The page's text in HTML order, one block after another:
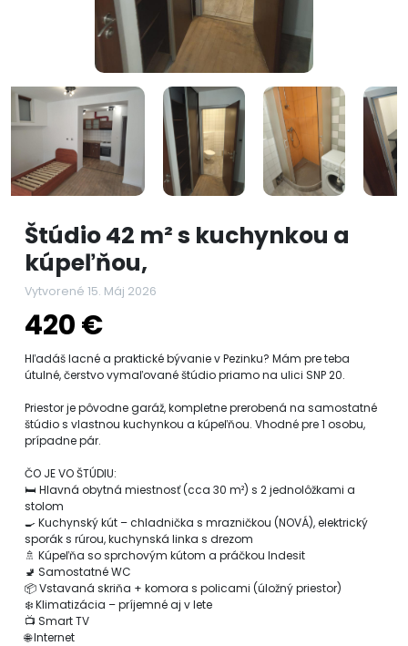
Štúdio 42 m² s kuchynkou a
kúpeľňou,
Vytvorené 15. Máj 2026
420 €
Hľadáš lacné a praktické bývanie v Pezinku? Mám pre teba
útulné, čerstvo vymaľované štúdio priamo na ulici SNP 20.
Priestor je pôvodne garáž, kompletne prerobená na samostatné
štúdio s vlastnou kuchynkou a kúpeľňou. Vhodné pre 1 osobu,
prípadne pár.
ČO JE VO ŠTÚDIU:
🛏 Hlavná obytná miestnosť (cca 30 m²) s 2 jednolôžkami a
stolom
🍳 Kuchynský kút – chladnička s mrazničkou (NOVÁ), elektrický
sporák s rúrou, kuchynská linka s drezom
🚿 Kúpeľňa so sprchovým kútom a práčkou Indesit
🚽 Samostatné WC
📦 Vstavaná skriňa + komora s policami (úložný priestor)
❄️ Klimatizácia – príjemné aj v lete
📺 Smart TV
🌐 Internet